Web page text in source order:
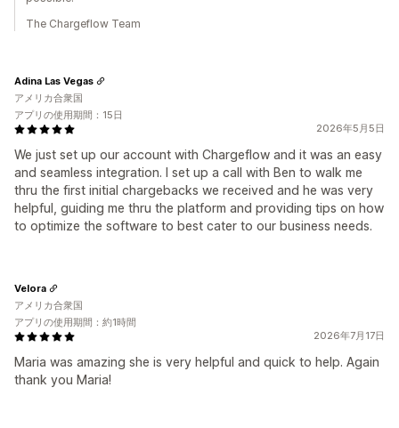
The Chargeflow Team
2026年5月5日
We just set up our account with Chargeflow and it was an easy
and seamless integration. I set up a call with Ben to walk me
thru the first initial chargebacks we received and he was very
helpful, guiding me thru the platform and providing tips on how
to optimize the software to best cater to our business needs.
Adina Las Vegas
アメリカ合衆国
アプリの使用期間：15日
2026年7月17日
Maria was amazing she is very helpful and quick to help. Again
thank you Maria!
Velora
アメリカ合衆国
アプリの使用期間：約1時間